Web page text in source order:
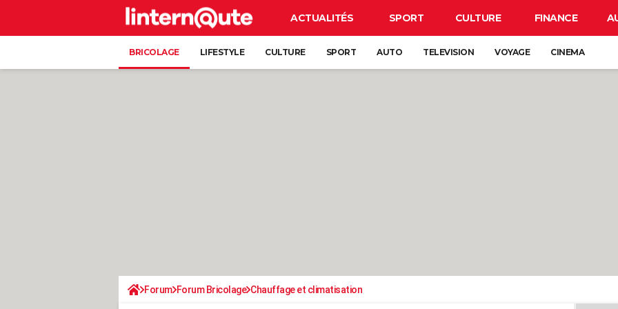
ACTUALITÉS SPORT CULTURE FINANCE
BRICOLAGE LIFESTYLE CULTURE SPORT AUTO TELEVISION VOYAGE CINEMA
Forum Forum Bricolage Chauffage et climatisation